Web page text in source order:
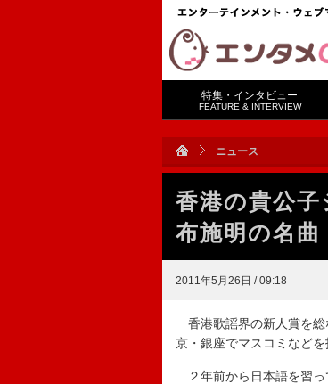
特集・インタビュー
FEATURE & INTERVIEW
ニュース
香港の貴公
布施明の名
2011年5月26日 / 09:18
香港歌謡界の新人賞を総
京・銀座でマスコミなど
２年前から日本語を習っ